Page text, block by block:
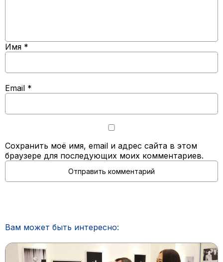
Имя *
Email *
Сохранить моё имя, email и адрес сайта в этом
браузере для последующих моих комментариев.
Вам может быть интересно: